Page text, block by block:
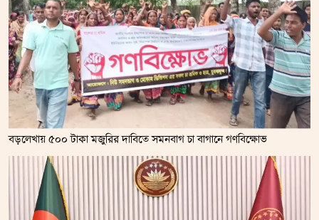
বড়লেখায় ৫০০ টাকা মজুরির দাবিতে সমনবাগ চা বাগানে গণবিক্ষোভ